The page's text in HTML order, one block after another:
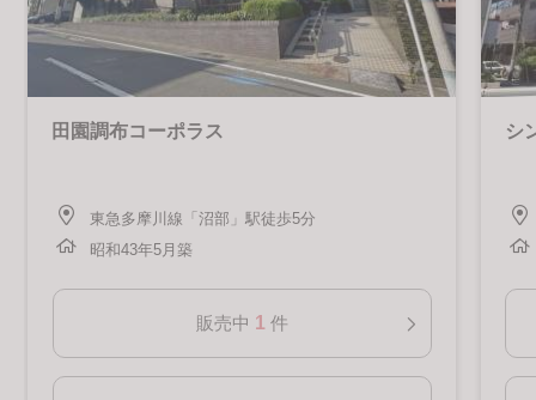
田園調布コーポラス
東急多摩川線「沼部」駅徒歩5分
昭和43年5月築
販売中 1件
シ